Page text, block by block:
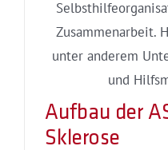
Zusammenarbeit.
unter anderem
und
Aufbau der
Sklerose